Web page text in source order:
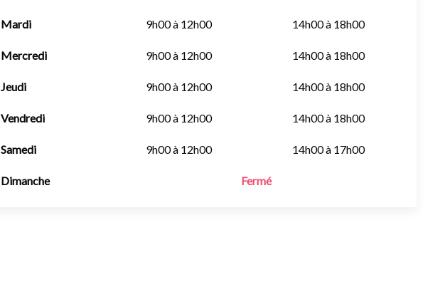
Mardi 9h00 à 12h00 14h00 à 18h00
Mercredi 9h00 à 12h00 14h00 à 18h00
Jeudi 9h00 à 12h00 14h00 à 18h00
Vendredi 9h00 à 12h00 14h00 à 18h00
Samedi 9h00 à 12h00 14h00 à 17h00
Dimanche Fermé